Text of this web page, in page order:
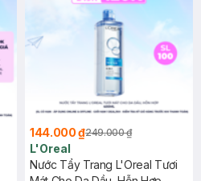
144.000 ₫249.000 ₫
L'Oreal
Nước Tẩy Trang L'Oreal Tươi